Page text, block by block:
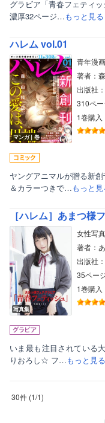
グラビア「青春フェティ
濃厚32ページ…もっと見る
ハレム vol.01
マンガ｜巻
青年漫画
著者：
出版社
310ペー
1巻購入
ヤングアニマルが贈る新
＆カラーつきで…もっと見
写真集
女性写
著者：
出版社
35ペー
1巻購入
いま最も注目されている
りおろし☆ フ…もっと見る
30件 (1/1)